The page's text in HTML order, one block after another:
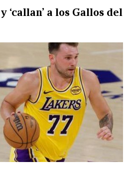
‘callan’ a los Gallos del